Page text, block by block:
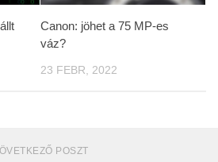
Canon: jöhet a 75 MP-es
váz?
23 FEBR, 2022
POSZT